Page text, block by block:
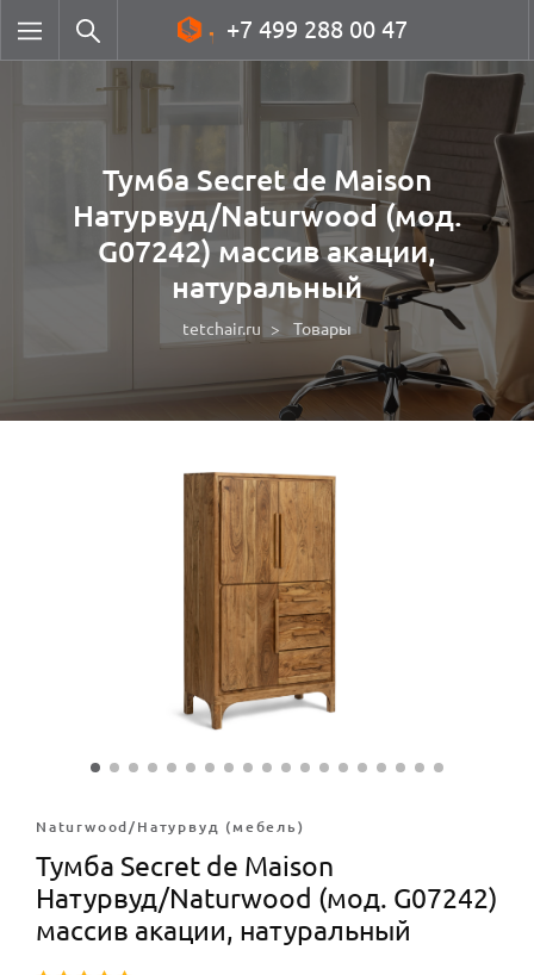
+7 499 288 00 47
Тумба Secret de Maison
Натурвуд/Naturwood (мод.
G07242) массив акации,
натуральный
tetchair.ru Товары
Naturwood/Натурвуд (мебель)
Тумба Secret de Maison
Натурвуд/Naturwood (мод. G07242)
массив акации, натуральный